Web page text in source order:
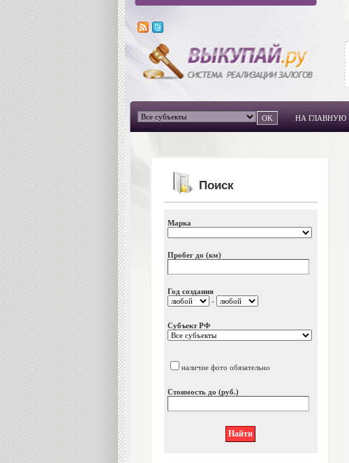
НА ГЛАВНУЮ
Поиск
Марка
Пробег до (км)
Год создания
-
Субъект РФ
наличие фото обязательно
Стоимость до (руб.)